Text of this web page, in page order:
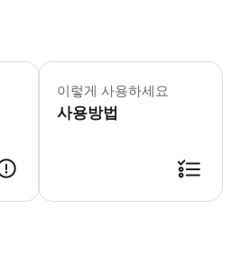
• 본 체험은 현지 가족의 집에서 진행
이렇게 사용하세요
사용방법